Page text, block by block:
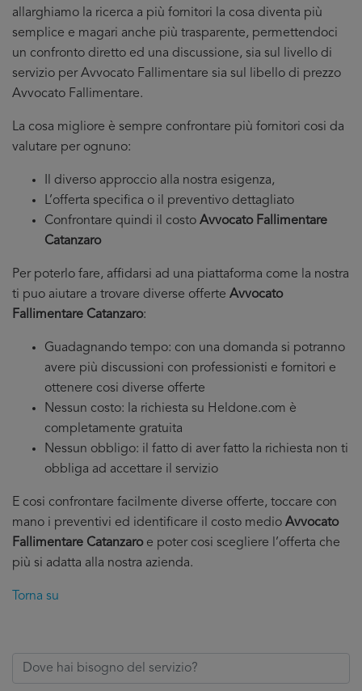
allarghiamo la ricerca a più fornitori la cosa diventa più
semplice e magari anche più trasparente, permettendoci
un confronto diretto ed una discussione, sia sul livello di
servizio per Avvocato Fallimentare sia sul libello di prezzo
Avvocato Fallimentare.
La cosa migliore è sempre confrontare più fornitori cosi da
valutare per ognuno:
Il diverso approccio alla nostra esigenza,
L’offerta specifica o il preventivo dettagliato
Confrontare quindi il costo Avvocato Fallimentare
Catanzaro
Per poterlo fare, affidarsi ad una piattaforma come la nostra
ti puo aiutare a trovare diverse offerte Avvocato
Fallimentare Catanzaro:
Guadagnando tempo: con una domanda si potranno
avere più discussioni con professionisti e fornitori e
ottenere cosi diverse offerte
Nessun costo: la richiesta su Heldone.com è
completamente gratuita
Nessun obbligo: il fatto di aver fatto la richiesta non ti
obbliga ad accettare il servizio
E cosi confrontare facilmente diverse offerte, toccare con
mano i preventivi ed identificare il costo medio Avvocato
Fallimentare Catanzaroe poter cosi scegliere l’offerta che
più si adatta alla nostra azienda.
Torna su